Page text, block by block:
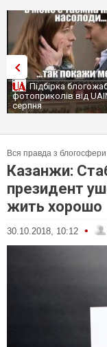
Підбірка
фотоприколів від
серпня
Вся правда з блогосфери
Казанжи:
президент
жить хорошо
30.10.2018, 10:12 •